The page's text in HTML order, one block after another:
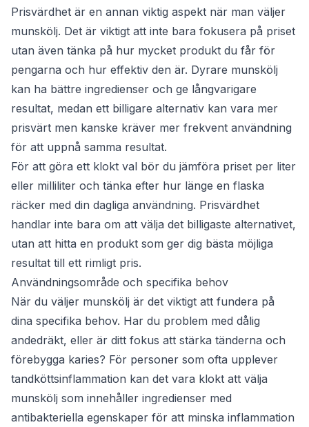
Prisvärdhet är en annan viktig aspekt när man väljer
munskölj. Det är viktigt att inte bara fokusera på priset
utan även tänka på hur mycket produkt du får för
pengarna och hur effektiv den är. Dyrare munskölj
kan ha bättre ingredienser och ge långvarigare
resultat, medan ett billigare alternativ kan vara mer
prisvärt men kanske kräver mer frekvent användning
för att uppnå samma resultat.
För att göra ett klokt val bör du jämföra priset per liter
eller milliliter och tänka efter hur länge en flaska
räcker med din dagliga användning. Prisvärdhet
handlar inte bara om att välja det billigaste alternativet,
utan att hitta en produkt som ger dig bästa möjliga
resultat till ett rimligt pris.
Användningsområde och specifika behov
När du väljer munskölj är det viktigt att fundera på
dina specifika behov. Har du problem med dålig
andedräkt, eller är ditt fokus att stärka tänderna och
förebygga karies? För personer som ofta upplever
tandköttsinflammation kan det vara klokt att välja
munskölj som innehåller ingredienser med
antibakteriella egenskaper för att minska inflammation